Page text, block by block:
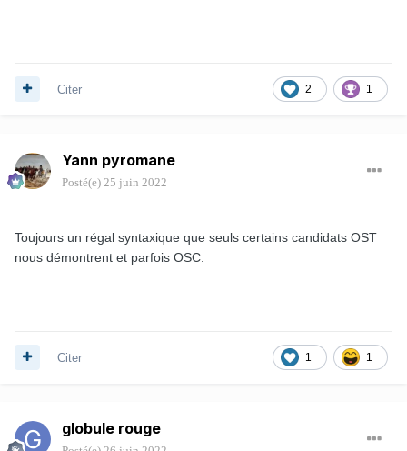
2 1
Citer
Yann pyromane
Posté(e) 25 juin 2022
Toujours un régal syntaxique que seuls certains candidats OST
nous démontrent et parfois OSC.
1 1
Citer
globule rouge